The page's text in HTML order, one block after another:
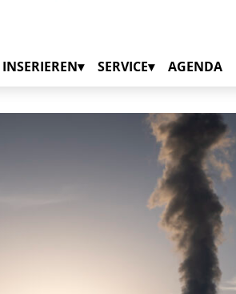
INSERIEREN SERVICE AGENDA